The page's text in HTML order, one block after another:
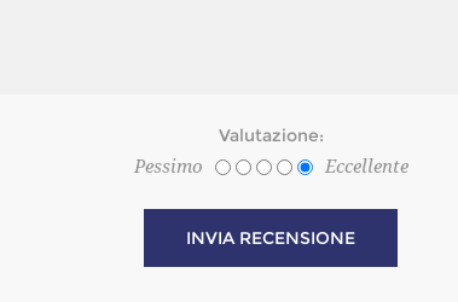
Valutazione:
Pessimo
Eccellente